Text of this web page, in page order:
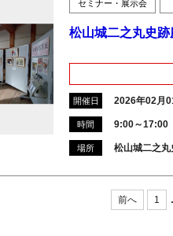
セミナー・展示会
松山城二之丸史
開催日 2026年02月
時間 9:00～17:00
場所 松山城二之丸
前へ 1